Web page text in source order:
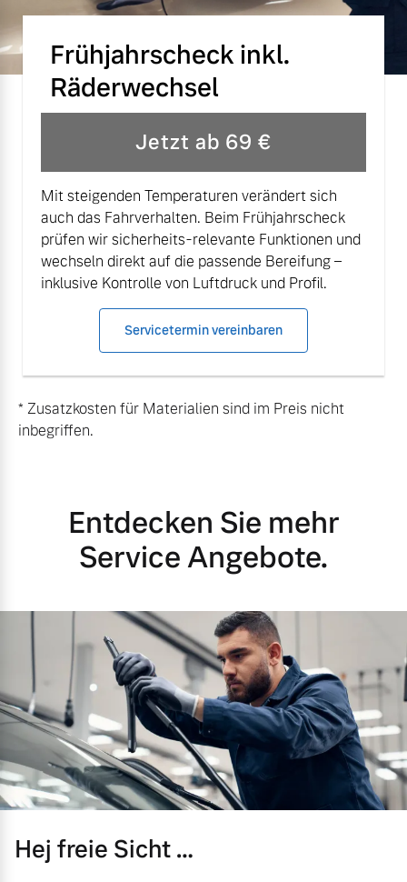
Mehr erfahren
Versicherung
Frühjahrscheck inkl.
Räderwechsel
Jetzt ab 69 €
Mit steigenden Temperaturen verändert sich
auch das Fahrverhalten. Beim Frühjahrscheck
prüfen wir sicherheits-relevante Funktionen und
wechseln direkt auf die passende Bereifung –
inklusive Kontrolle von Luftdruck und Profil.
Servicetermin vereinbaren
* Zusatzkosten für Materialien sind im Preis nicht
inbegriffen.
Entdecken Sie mehr
Service Angebote.
Hej freie Sicht …